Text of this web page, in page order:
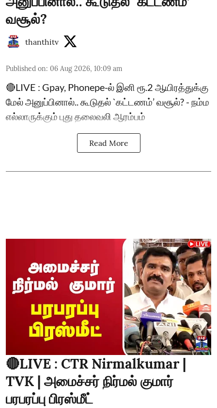
வசூல்?
thanthitv
Published on: 06 Aug 2026, 10:09 am
🔴LIVE : Gpay, Phonepe-ல் இனி ரூ.2 ஆயிரத்துக்கு
மேல் அனுப்பினால்.. கூடுதல் `கட்டணம்’ வசூல்? - நம்ம
எல்லாருக்கும் புது தலைவலி ஆரம்பம்
Read More
🔴LIVE : CTR Nirmalkumar |
TVK | அமைச்சர் நிர்மல் குமார்
பரபரப்பு பிரஸ்மீட்